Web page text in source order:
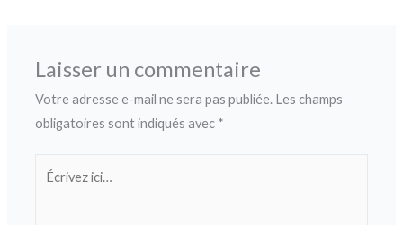
Laisser un commentaire
Votre adresse e-mail ne sera pas publiée. Les champs
obligatoires sont indiqués avec *
Écrivez